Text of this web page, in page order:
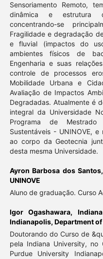
Sensoriamento Remoto,
dinâmica e estrutura
concentrando-se
Fragilidade e degradação
e fluvial (impactos do
ambientes físicos de
Engenharia e suas
controle de processos
Mobilidade Urbana e
Avaliação de Impactos
Degradadas. Atualmente é
integral da Universidade
Programa de
Sustentáveis - UNINOVE,
ao corpo da Geotecnia
desta mesma Universidade.
Ayron Barbosa dos Santos,
UNINOVE
Aluno de graduação. Curso
Igor Ogashawara,
Indianapolis, Department
Doutorando do Curso de
pela Indiana University,
Purdue University